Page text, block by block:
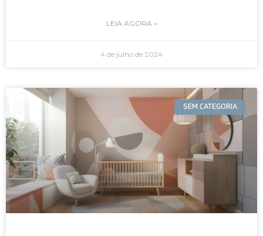
LEIA AGORA »
4 de julho de 2024
SEM CATEGORIA